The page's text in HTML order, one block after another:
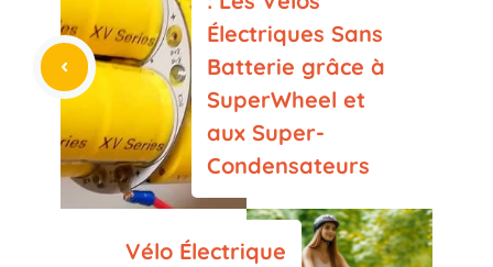
Électriques Sans
Batterie grâce à
SuperWheel et
aux Super-
Condensateurs
Vélo Électrique